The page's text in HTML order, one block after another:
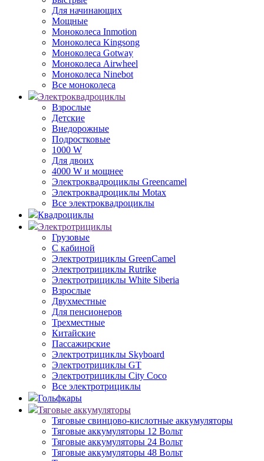
Для начинающих
Мощные
Моноколеса Inmotion
Моноколеса Kingsong
Моноколеса Gotway
Моноколеса Airwheel
Моноколеса Ninebot
Все моноколеса
Электроквадроциклы
Взрослые
Детские
Внедорожные
Подростковые
1000 W
Для двоих
4000 W и мощнее
Электроквадроциклы Greencamel
Электроквадроциклы Motax
Все электроквадроциклы
Квадроциклы
Электротрициклы
Грузовые
С кабиной
Электротрициклы GreenCamel
Электротрициклы Rutrike
Электротрициклы White Siberia
Взрослые
Двухместные
Для пенсионеров
Трехместные
Китайские
Пассажирские
Электротрициклы Skyboard
Электротрициклы GT
Электротрициклы City Coco
Все электротрициклы
Гольфкары
Тяговые аккумуляторы
Тяговые свинцово-кислотные аккумуляторы
Тяговые аккумуляторы 12 Вольт
Тяговые аккумуляторы 24 Вольт
Тяговые аккумуляторы 48 Вольт